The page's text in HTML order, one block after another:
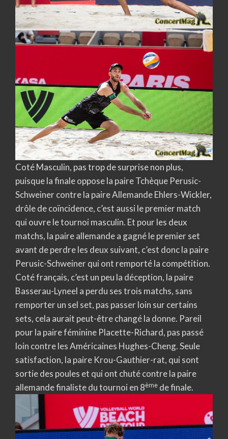
Coté Masculin, pas trop de surprise non plus,
puisque la finale oppose la paire Tchèque Perusic-
Schweiner contre la paire Allemande Ehlers-Wickler,
drôle de coïncidence, c’est aussi le premier match
qui ouvre le tournoi masculin. Et pour les deux
matchs, la paire allemande a gagné le premier set
avant de perdre les deux suivant, c’est donc la paire
Perusic-Schweiner qui ont remporté la compétition.
Coté français, c’est un peu la déception, la paire
Basserau-Lyneel a perdu ses trois matchs, sans
remporter un sel set, pas passer loin sur certains
sets, cela aurait peut-être changé la donne. Pareil
pour la paire féminine Placette-Richard, pas passé
loin contre les Américaines Hughes-Cheng. Seule
satisfaction, la paire Krou-Gauthier-rat, qui sont
sortie des poules et qui ont chuté contre la paire
allemande finaliste du tournoi en 8ème de finale.